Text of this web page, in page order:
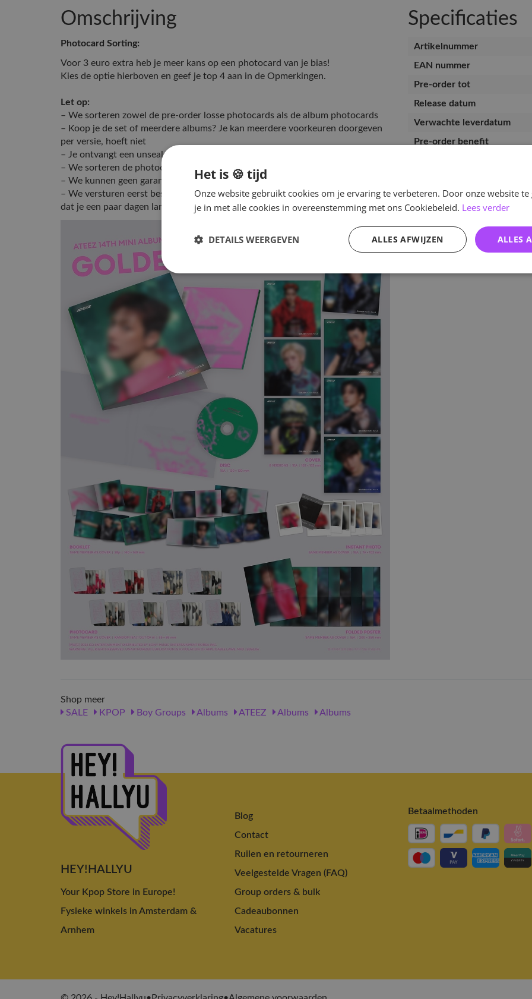
Omschrijving
Photocard Sorting:
Voor 3 euro extra heb je meer kans op een photocard van je bias!
Kies de optie hierboven en geef je top 4 aan in de Opmerkingen.
Let op:
– We sorteren zowel de pre-order losse photocards als de album photocards
– Koop je de set of meerdere albums? Je kan meerdere voorkeuren doorgeven
per versie, hoeft niet
– Je ontvangt een unsealed album
– We sorteren de photocards first come, first serve
– We kunnen geen garantie geven dat we je favoriete member sturen
– We versturen eerst bestellingen zonder photocard sorting – het kan dus zijn
dat je een paar dagen langer moet wachten op je album
Specificaties
Artikelnummer
EAN nummer
Pre-order tot
Release datum
Verwachte leverdatum
Pre-order benefit
Shop meer
SALE
KPOP Boy Groups Albums ATEEZ Albums Albums
HEY!HALLYU
Your Kpop Store in Europe!
Fysieke winkels in Amsterdam &
Arnhem
Blog
Contact
Ruilen en retourneren
Veelgestelde Vragen (FAQ)
Group orders & bulk
Cadeaubonnen
Vacatures
Betaalmethoden
Het is 🍪 tijd
Onze website gebruikt cookies om je ervaring te verbeteren. Door onze website
je in met alle cookies in overeenstemming met ons Cookiebeleid. Lees verder
ALLES
ALLES AFWIJZEN
DETAILS WEERGEVEN